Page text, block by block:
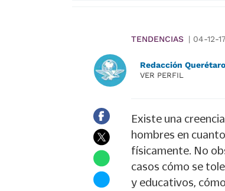
TENDENCIAS | 04-12-
Redacción Querétaro
VER PERFIL
Existe una
hombres en
físicamente. No
casos cómo se
y educativos,